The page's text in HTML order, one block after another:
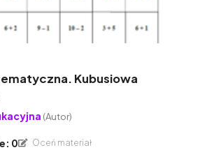
Kubusiowa
(Autor)
0 Oceń materiał